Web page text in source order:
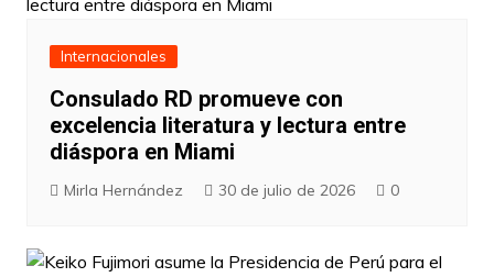
Internacionales
Consulado RD promueve con
excelencia literatura y lectura entre
diáspora en Miami
Mirla Hernández 30 de julio de 2026 0